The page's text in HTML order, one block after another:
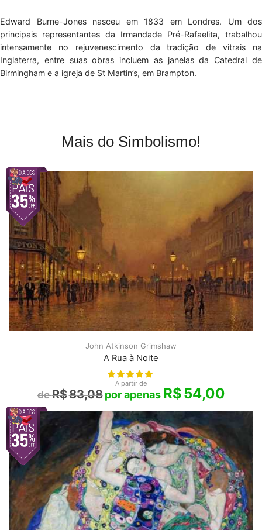
Edward Burne-Jones nasceu em 1833 em Londres. Um dos
principais representantes da Irmandade Pré-Rafaelita, trabalhou
intensamente no rejuvenescimento da tradição de vitrais na
Inglaterra, entre suas obras incluem as janelas da Catedral de
Birmingham e a igreja de St Martin’s, em Brampton.
Mais do Simbolismo!
John Atkinson Grimshaw
A Rua à Noite
A partir de
R$83,08 R$54,00